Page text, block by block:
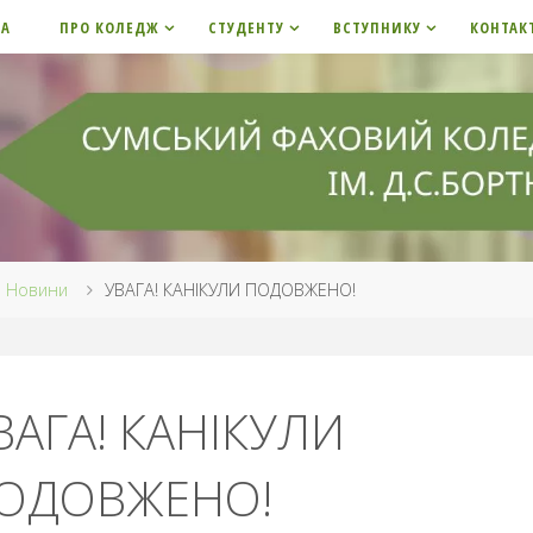
ПРО КОЛЕДЖ СТУДЕНТУ ВСТУПНИКУ
Новини УВАГА! КАНІКУЛИ ПОДОВЖЕНО!
КАНІКУЛИ